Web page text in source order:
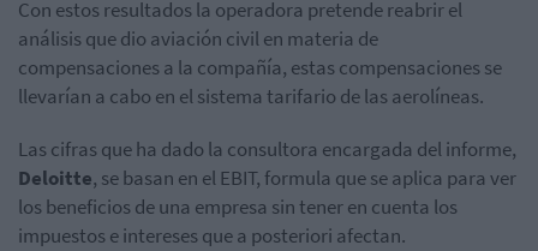
Con estos resultados la operadora pretende reabrir el
análisis que dio aviación civil en materia de
compensaciones a la compañía, estas compensaciones se
llevarían a cabo en el sistema tarifario de las aerolíneas.
Las cifras que ha dado la consultora encargada del informe,
Deloitte, se basan en el EBIT, formula que se aplica para ver
los beneficios de una empresa sin tener en cuenta los
impuestos e intereses que a posteriori afectan.